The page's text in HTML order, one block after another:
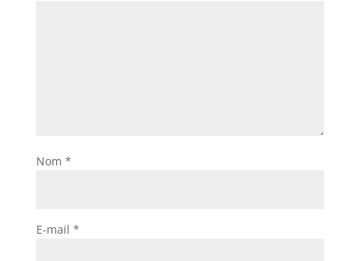
Nom *
E-mail *